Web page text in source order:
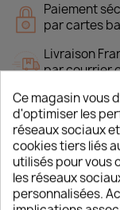
Paiement
par cartes
Livraison
par courrier
Description
SOMMAIRE
Ce magasin vous
d'optimiser les
réseaux sociaux
cookies tiers liés
utilisés pour vous
les réseaux
personnalisées.